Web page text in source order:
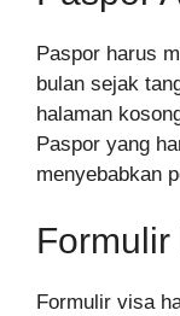
Paspor harus
bulan sejak
halaman
Paspor yang
menyebabkan
Formulir visa